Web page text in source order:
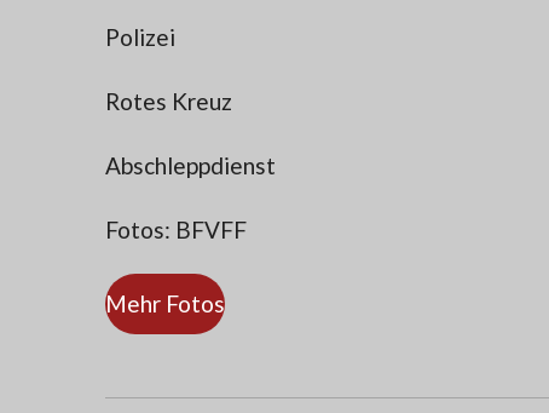
Polizei
Rotes Kreuz
Abschleppdienst
Fotos: BFVFF
Mehr Fotos